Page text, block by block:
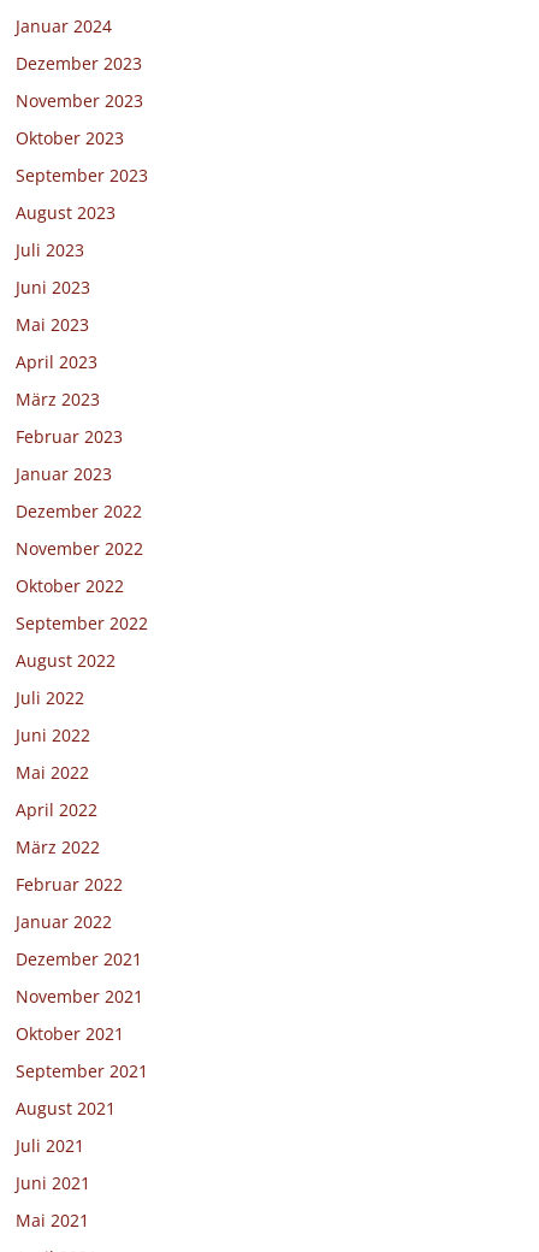
Januar 2024
Dezember 2023
November 2023
Oktober 2023
September 2023
August 2023
Juli 2023
Juni 2023
Mai 2023
April 2023
März 2023
Februar 2023
Januar 2023
Dezember 2022
November 2022
Oktober 2022
September 2022
August 2022
Juli 2022
Juni 2022
Mai 2022
April 2022
März 2022
Februar 2022
Januar 2022
Dezember 2021
November 2021
Oktober 2021
September 2021
August 2021
Juli 2021
Juni 2021
Mai 2021